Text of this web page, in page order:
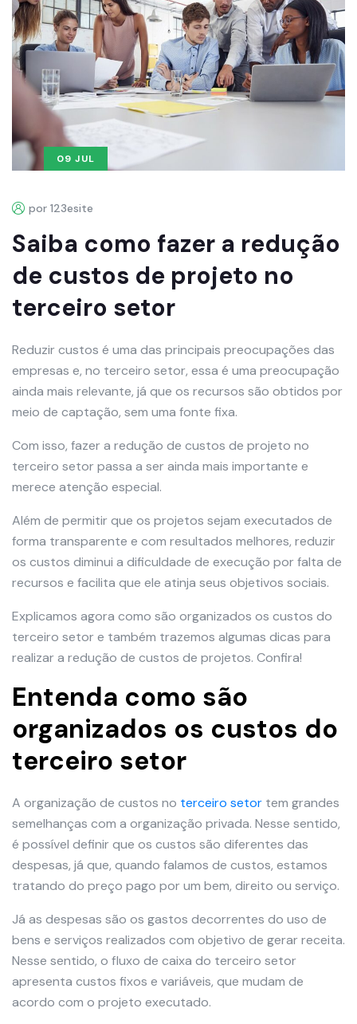
09 JUL
por 123esite
Saiba como fazer a redução
de custos de projeto no
terceiro setor
Reduzir custos é uma das principais preocupações das
empresas e, no terceiro setor, essa é uma preocupação
ainda mais relevante, já que os recursos são obtidos por
meio de captação, sem uma fonte fixa.
Com isso, fazer a redução de custos de projeto no
terceiro setor passa a ser ainda mais importante e
merece atenção especial.
Além de permitir que os projetos sejam executados de
forma transparente e com resultados melhores, reduzir
os custos diminui a dificuldade de execução por falta de
recursos e facilita que ele atinja seus objetivos sociais.
Explicamos agora como são organizados os custos do
terceiro setor e também trazemos algumas dicas para
realizar a redução de custos de projetos. Confira!
Entenda como são
organizados os custos do
terceiro setor
A organização de custos no terceiro setor tem grandes
semelhanças com a organização privada. Nesse sentido,
é possível definir que os custos são diferentes das
despesas, já que, quando falamos de custos, estamos
tratando do preço pago por um bem, direito ou serviço.
Já as despesas são os gastos decorrentes do uso de
bens e serviços realizados com objetivo de gerar receita.
Nesse sentido, o fluxo de caixa do terceiro setor
apresenta custos fixos e variáveis, que mudam de
acordo com o projeto executado.